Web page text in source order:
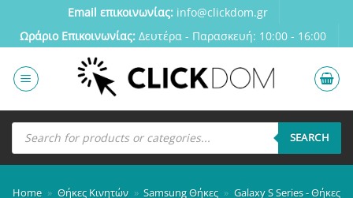
περιεχόμενο
Email επικοινωνίας: info@clickdom.gr
Ωράριο Eπικοινωνίας: Δευτέρα - Παρασκευή: 10:00 - 16:00
Αναζήτηση
προϊόντων SEARCH
Home » Θήκες Κινητών » Samsung Θήκες » Galaxy S Series - Θήκες